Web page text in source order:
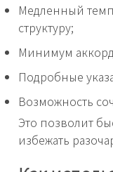
Медленный
структуру;
Минимум
Подробные
Возможность
Это позволит
избежать